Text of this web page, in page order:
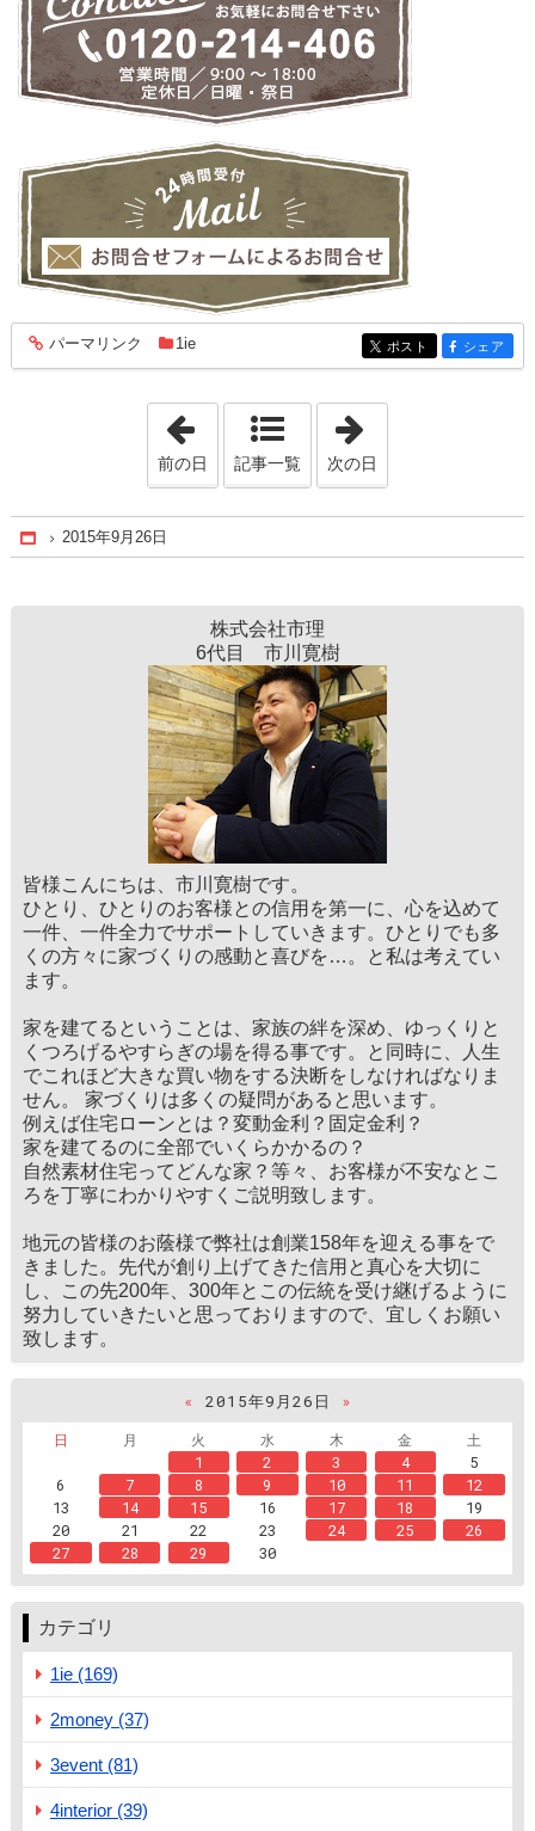
entry1768
パーマリンク 1ie entry1768
ポスト entry1768
シェア
「2015年9月25日」
前の日 記事一覧 次の日
Home
2015年9月26日
株式会社市理
6代目 市川寛樹
皆様こんにちは、市川寛樹です。
ひとり、ひとりのお客様との信用を第一に、心を込めて
一件、一件全力でサポートしていきます。ひとりでも多
くの方々に家づくりの感動と喜びを…。と私は考えてい
ます。
家を建てるということは、家族の絆を深め、ゆっくりと
くつろげるやすらぎの場を得る事です。と同時に、人生
でこれほど大きな買い物をする決断をしなければなりま
せん。 家づくりは多くの疑問があると思います。
例えば住宅ローンとは？変動金利？固定金利？
家を建てるのに全部でいくらかかるの？
自然素材住宅ってどんな家？等々、お客様が不安なとこ
ろを丁寧にわかりやすくご説明致します。
地元の皆様のお蔭様で弊社は創業158年を迎える事をで
きました。先代が創り上げてきた信用と真心を大切に
し、この先200年、300年とこの伝統を受け継げるように
努力していきたいと思っておりますので、宜しくお願い
致します。
« 2015年9月26日
»
日
月 火 水 木 金
土
1
2 3 4
5
6
7 8 9 10 11
12
13
14 15 16 17 18
19
20
21 22 23 24 25
26
27
28 29 30
カテゴリ
1ie (169)
2money (37)
3event (81)
4interior (39)